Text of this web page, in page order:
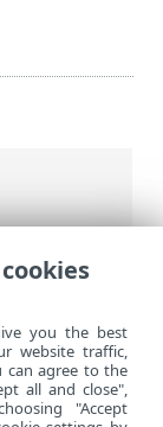
you the best
website traffic,
can agree to the
all and close",
"Accept